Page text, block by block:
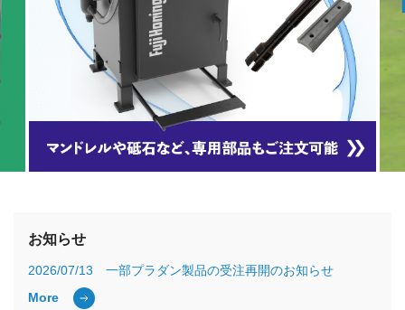
お知らせ
2026/07/15 プラパール 受注再開および価格改定のお知らせ
2026/07/13 一部プラダン製品の受注再開のお知らせ
2026/07/29 熊本地方での地震による被害のお見舞いと商品配送
More